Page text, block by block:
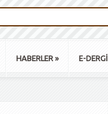
HABERLER » E-DERGİ